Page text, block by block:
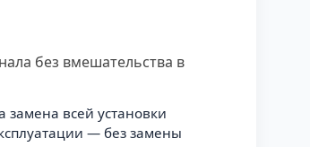
без вмешательства в
всей установки
— без замены